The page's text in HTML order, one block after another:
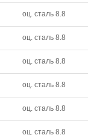
оц. сталь 8.8
оц. сталь 8.8
оц. сталь 8.8
оц. сталь 8.8
оц. сталь 8.8
оц. сталь 8.8